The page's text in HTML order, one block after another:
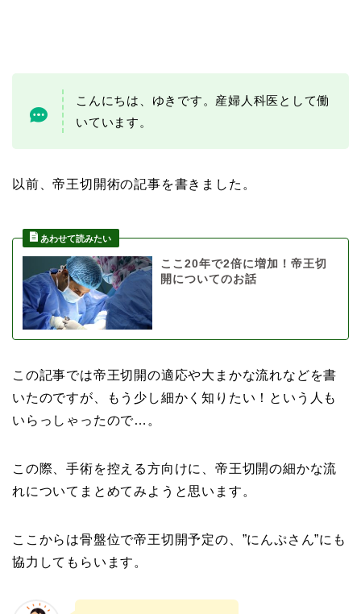
こんにちは、ゆきです。産婦人科医として働
いています。
以前、帝王切開術の記事を書きました。
ここ20年で2倍に増加！帝王切
開についてのお話
この記事では帝王切開の適応や大まかな流れなどを書
いたのですが、もう少し細かく知りたい！という人も
いらっしゃったので…。
この際、手術を控える方向けに、帝王切開の細かな流
れについてまとめてみようと思います。
ここからは骨盤位で帝王切開予定の、”にんぷさん”にも
協力してもらいます。